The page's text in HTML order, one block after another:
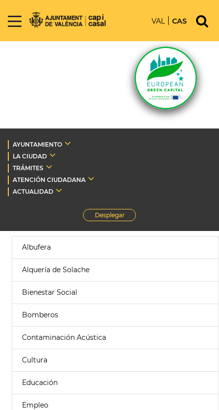
VAL CAS
AYUNTAMIENTO
LA CIUDAD
TRÁMITES
ATENCIÓN CIUDADANA
ACTUALIDAD
Desplegar
Albufera
Alquería de Solache
Bienestar Social
Bomberos
Contaminación Acústica
Cultura
Educación
Empleo